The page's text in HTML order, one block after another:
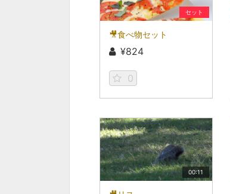
セット
🎥食べ物セット
¥824
0
00:11